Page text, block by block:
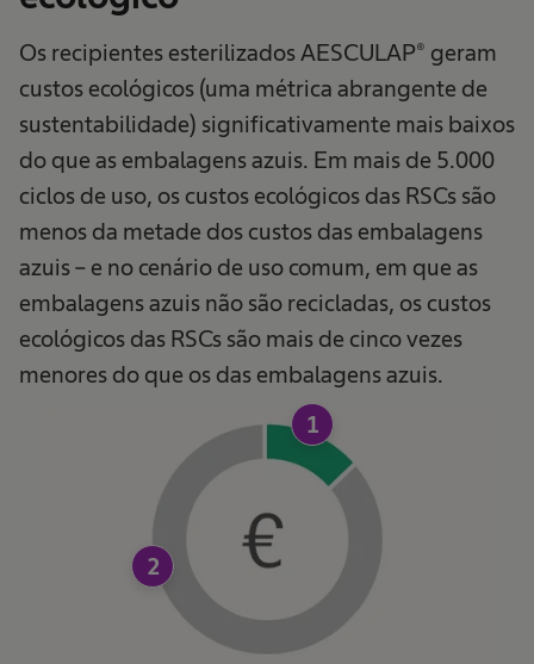
1
2
Os recipientes esterilizados AESCULAP® geram
custos ecológicos (uma métrica abrangente de
sustentabilidade) significativamente mais baixos
do que as embalagens azuis. Em mais de 5.000
ciclos de uso, os custos ecológicos das RSCs são
menos da metade dos custos das embalagens
azuis – e no cenário de uso comum, em que as
embalagens azuis não são recicladas, os custos
ecológicos das RSCs são mais de cinco vezes
menores do que os das embalagens azuis.